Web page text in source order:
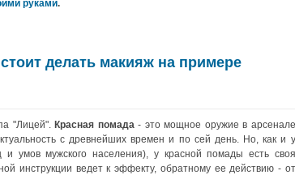
руками.
делать макияж на примере
"Лицей". Красная помада- это мощное оружие в арсенале
с древнейших времен и по сей день. Но, как и у
умов мужского населения), у красной помады есть своя
инструкции ведет к эффекту, обратному ее действию - от